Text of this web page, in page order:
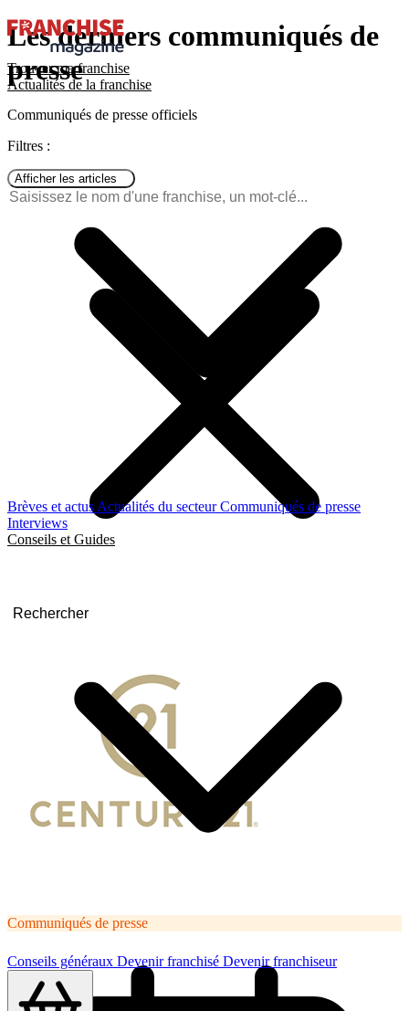
Trouver ma franchise
Actualités de la franchise
Brèves et actusActualités du secteurCommuniqués de presse
Interviews
Conseils et Guides
Conseils généraux Devenir franchisé Devenir franchiseur
Les derniers communiqués de
presse
Communiqués de presse officiels
Filtres :
Afficher les articles
Rechercher
Communiqués de presse